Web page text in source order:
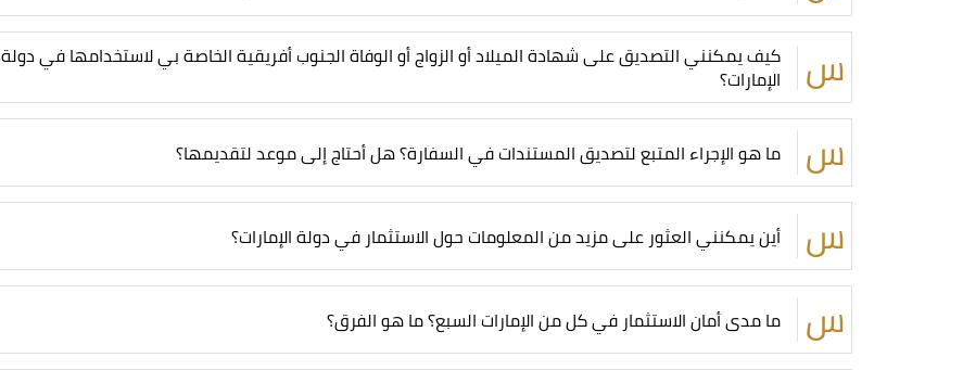
كيف يمكنني التصديق على شهادة الميلاد أو الزواج أو الوفاة الجنوب أفريقية الخاصة بي لاستخدامها في دولة
الإمارات؟
ما هو الإجراء المتبع لتصديق المستندات في السفارة؟ هل أحتاج إلى موعد لتقديمها؟
أين يمكنني العثور على مزيد من المعلومات حول الاستثمار في دولة الإمارات؟
ما مدى أمان الاستثمار في كل من الإمارات السبع؟ ما هو الفرق؟